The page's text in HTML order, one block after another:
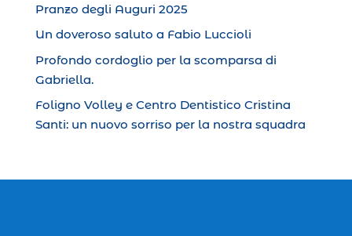
Pranzo degli Auguri 2025
Un doveroso saluto a Fabio Luccioli
Profondo cordoglio per la scomparsa di
Gabriella.
Foligno Volley e Centro Dentistico Cristina
Santi: un nuovo sorriso per la nostra squadra